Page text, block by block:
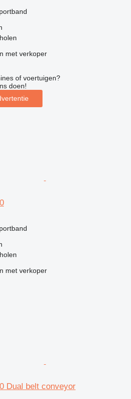
met verkoper
of voertuigen?
doen!
met verkoper
Dual belt conveyor